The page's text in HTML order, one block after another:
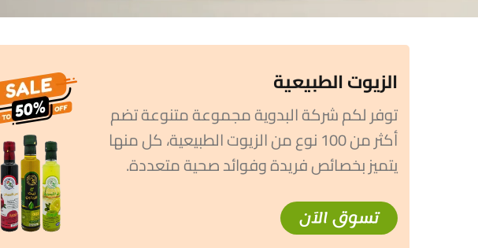
الزيوت الطبيعية
توفر لكم شركة البدوية مجموعة متنوعة تضم
أكثر من 100 نوع من الزيوت الطبيعية، كل منها
يتميز بخصائص فريدة وفوائد صحية متعددة.
تسوق الآن